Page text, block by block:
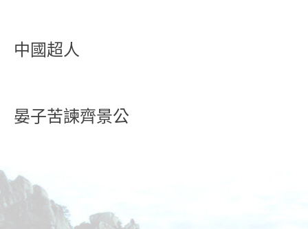
中國超人
晏子苦諫齊景公